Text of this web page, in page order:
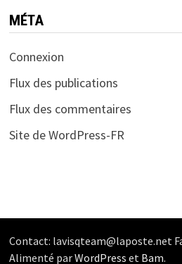
MÉTA
Connexion
Flux des publications
Flux des commentaires
Site de WordPress-FR
Contact: lavisqteam@laposte.net
Alimenté parWordPress et Bam.